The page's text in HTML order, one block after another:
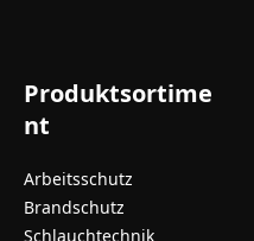
Produktsortime
nt
Arbeitsschutz
Brandschutz
Schlauchtechnik